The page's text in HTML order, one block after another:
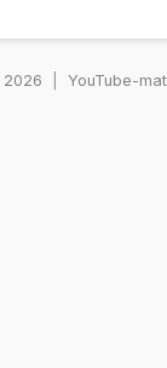
2026 YouTube-